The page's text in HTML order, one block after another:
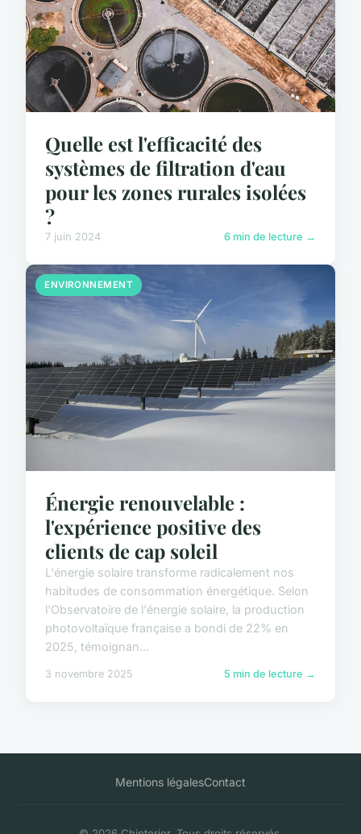
Quelle est l'efficacité des
systèmes de filtration d'eau
pour les zones rurales isolées
?
7 juin 2024 6 min de lecture →
ENVIRONNEMENT
Énergie renouvelable :
l'expérience positive des
clients de cap soleil
L'énergie solaire transforme radicalement nos
habitudes de consommation énergétique. Selon
l'Observatoire de l'énergie solaire, la production
photovoltaïque française a bondi de 22% en
2025, témoignan...
3 novembre 2025 5 min de lecture →
Mentions légalesContact